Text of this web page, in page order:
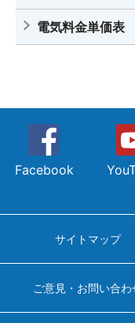
電気料金単価表
Facebook
サイトマップ
ご意見・お問い合わ